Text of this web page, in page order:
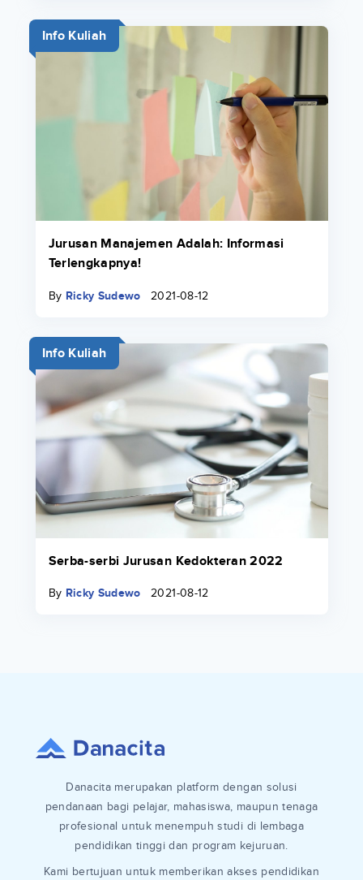
Info Kuliah
Jurusan Manajemen Adalah: Informasi
Terlengkapnya!
By Ricky Sudewo 2021-08-12
Info Kuliah
Serba-serbi Jurusan Kedokteran 2022
By Ricky Sudewo 2021-08-12
Danacita merupakan platform dengan solusi
pendanaan bagi pelajar, mahasiswa, maupun tenaga
profesional untuk menempuh studi di lembaga
pendidikan tinggi dan program kejuruan.
Kami bertujuan untuk memberikan akses pendidikan